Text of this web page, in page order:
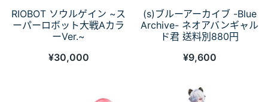
RIOBOT ソウルゲイン ~ス
ーパーロボット大戦Aカラ
ーVer.~
¥30,000
(s)ブルーアーカイブ -Blue
Archive- ネオアバンギャル
ド君 送料別880円
¥9,600